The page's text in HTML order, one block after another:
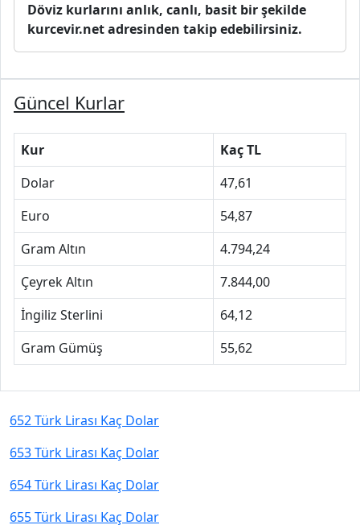
Döviz kurlarını anlık, canlı, basit bir şekilde
kurcevir.net adresinden takip edebilirsiniz.
Güncel Kurlar
Kur
Kaç TL
Dolar
47,61
Euro
54,87
Gram Altın
4.794,24
Çeyrek Altın
7.844,00
İngiliz Sterlini
64,12
Gram Gümüş
55,62
652 Türk Lirası Kaç Dolar
653 Türk Lirası Kaç Dolar
654 Türk Lirası Kaç Dolar
655 Türk Lirası Kaç Dolar